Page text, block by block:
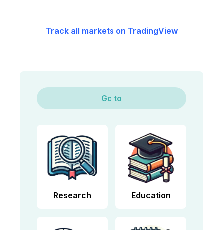
Track all markets on TradingView
Go to
Research Education